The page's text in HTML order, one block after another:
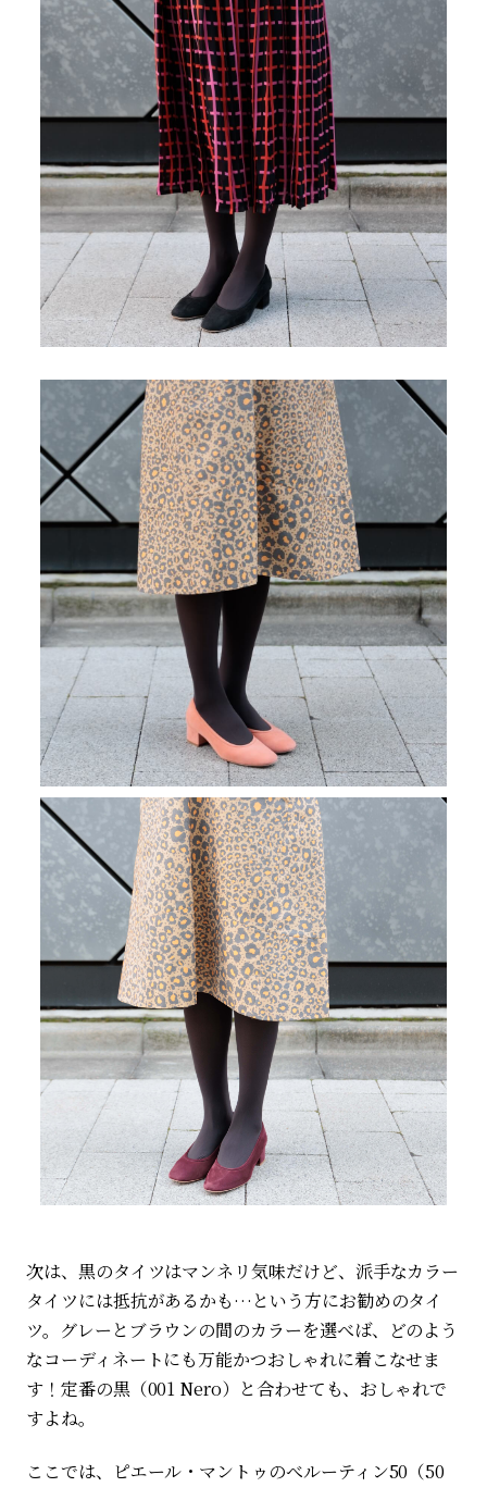
次は、黒のタイツはマンネリ気味だけど、派手なカラー
タイツには抵抗があるかも…という方にお勧めのタイ
ツ。グレーとブラウンの間のカラーを選べば、どのよう
なコーディネートにも万能かつおしゃれに着こなせま
す！定番の黒（001 Nero）と合わせても、おしゃれで
すよね。
ここでは、ピエール・マントゥのべルーティン50（50